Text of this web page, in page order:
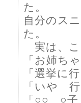
た。
自分のス
た。
実は、こ
「お姉ち
「選挙に
「いや
「○○ ○子